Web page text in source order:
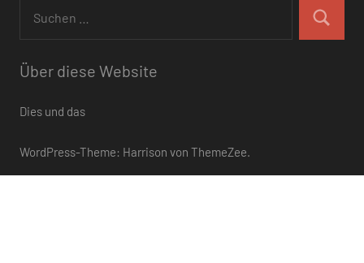
nach:
Suchen
Über diese Website
Dies und das
WordPress-Theme: Harrison von ThemeZee.